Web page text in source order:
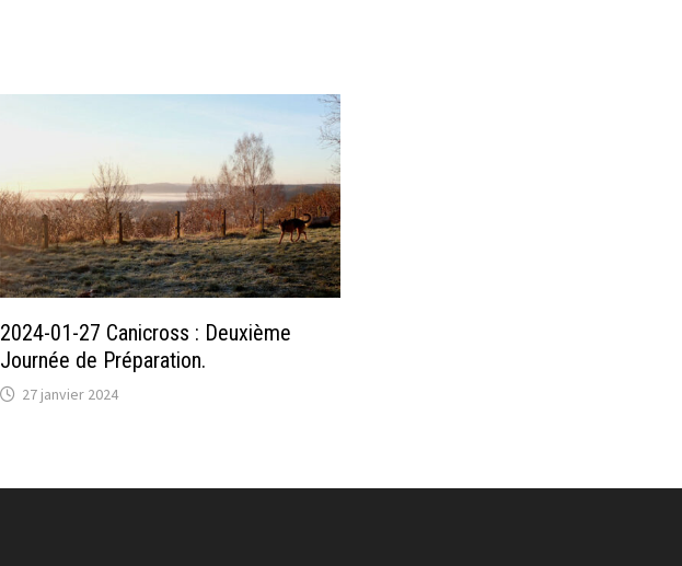
2024-01-27 Canicross : Deuxième
Journée de Préparation.
27 janvier 2024